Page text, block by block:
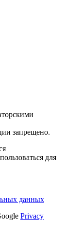
запрещено.
для
данных
Privacy